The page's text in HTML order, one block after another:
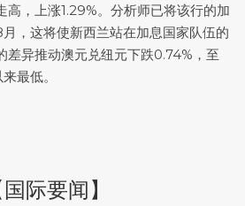
高，上涨1.29%。分析师已将该行的加
，这将使新西兰站在加息国家队伍的
差异推动澳元兑纽元下跌0.74%，至
最低。
国际要闻】